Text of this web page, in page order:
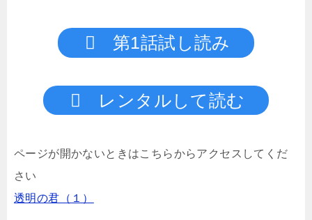
第1話試し読み
レンタルして読む
ページが開かないときはこちらからアクセスしてくだ
さい
透明の君（１）